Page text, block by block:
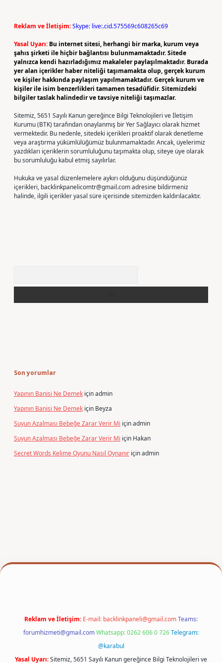
Reklam ve İletişim:Skype: live:.cid.575569c608265c69
Yasal Uyarı: Bu internet sitesi, herhangi bir marka, kurum veya
şahıs şirketi ile hiçbir bağlantısı bulunmamaktadır. Sitede
yalnızca kendi hazırladığımız makaleler paylaşılmaktadır. Burada
yer alan içerikler haber niteliği taşımamakta olup, gerçek kurum
ve kişiler hakkında paylaşım yapılmamaktadır. Gerçek kurum ve
kişiler ile isim benzerlikleri tamamen tesadüfidir. Sitemizdeki
bilgiler taslak halindedir ve tavsiye niteliği taşımazlar.
Sitemiz, 5651 Sayılı Kanun gereğince Bilgi Teknolojileri ve İletişim
Kurumu (BTK) tarafından onaylanmış bir Yer Sağlayıcı olarak hizmet
vermektedir. Bu nedenle, sitedeki içerikleri proaktif olarak denetleme
veya araştırma yükümlülüğümüz bulunmamaktadır. Ancak, üyelerimiz
yazdıkları içeriklerin sorumluluğunu taşımakta olup, siteye üye olarak
bu sorumluluğu kabul etmiş sayılırlar.
Hukuka ve yasal düzenlemelere aykırı olduğunu düşündüğünüz
içerikleri, backlinkpanelicomtr@gmail.comadresine bildirmeniz
halinde, ilgili içerikler yasal süre içerisinde sitemizden kaldırılacaktır.
Son yorumlar
Yapının Banisi Ne Demek içinadmin
Yapının Banisi Ne Demek için Beyza
Suyun Azalması Bebeğe Zarar Verir Mi içinadmin
Suyun Azalması Bebeğe Zarar Verir Mi için Hakan
Secret Words Kelime Oyunu Nasıl Oynanır içinadmin
Reklam ve İletişim: E-mail: backlinkpaneli@gmail.comTeams:
forumhizmeti@gmail.comWhatsapp: 0262 606 0 726Telegram:
@karabul
Yasal Uyarı:Sitemiz, 5651 Sayılı Kanun gereğince Bilgi Teknolojileri ve